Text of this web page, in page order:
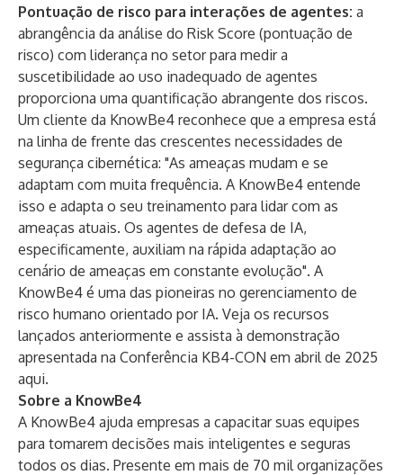
Pontuação de risco para interações de agentes: a
abrangência da análise do Risk Score (pontuação de
risco) com liderança no setor para medir a
suscetibilidade ao uso inadequado de agentes
proporciona uma quantificação abrangente dos riscos.
Um cliente da KnowBe4 reconhece que a empresa está
na linha de frente das crescentes necessidades de
segurança cibernética: "As ameaças mudam e se
adaptam com muita frequência. A KnowBe4 entende
isso e adapta o seu treinamento para lidar com as
ameaças atuais. Os agentes de defesa de IA,
especificamente, auxiliam na rápida adaptação ao
cenário de ameaças em constante evolução". A
KnowBe4 é uma das pioneiras no gerenciamento de
risco humano orientado por IA. Veja os recursos
lançados anteriormente e assista à demonstração
apresentada na Conferência KB4-CON em abril de 2025
aqui.
Sobre a KnowBe4
A KnowBe4 ajuda empresas a capacitar suas equipes
para tomarem decisões mais inteligentes e seguras
todos os dias. Presente em mais de 70 mil organizações